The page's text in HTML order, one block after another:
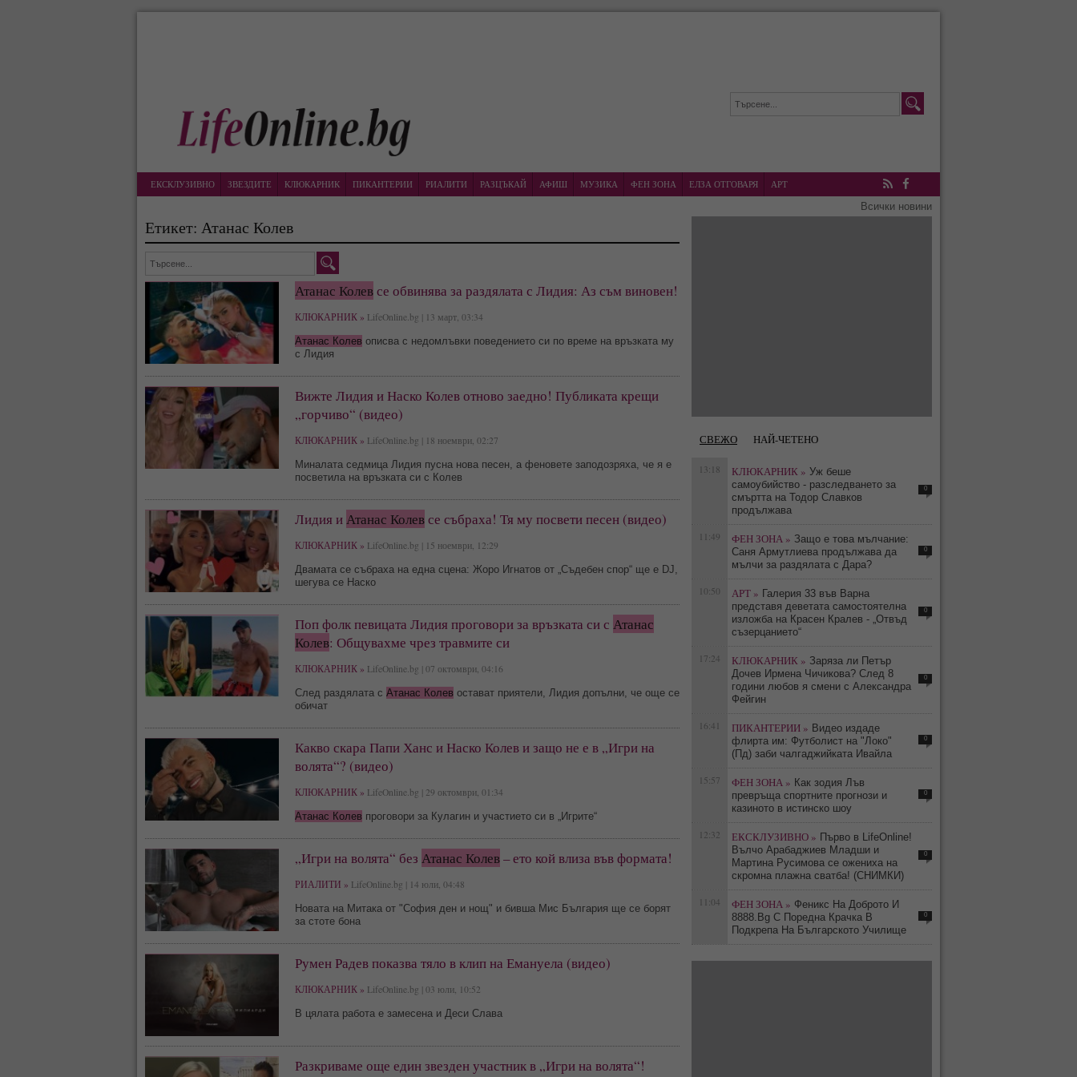
ЕКСКЛУЗИВНО ЗВЕЗДИТЕ КЛЮКАРНИК ПИКАНТЕРИИ РИАЛИТИ РАЗЦЪКАЙ АФИШ МУЗИКА ФЕН ЗОНА ЕЛЗА ОТГОВАРЯ
АРТ
RSS Facebook
Всички новини
Етикет: Атанас Колев
Атанас Колевсе обвинява за раздялата с Лидия: Аз съм виновен!
КЛЮКАРНИК » LifeOnline.bg | 13 март, 03:34
Атанас Колев описва с недомлъвки поведението си по време на връзката му
с Лидия
Вижте Лидия и Наско Колев отново заедно! Публиката крещи
„горчиво“ (видео)
КЛЮКАРНИК » LifeOnline.bg | 18 ноември, 02:27
Миналата седмица Лидия пусна нова песен, а феновете заподозряха, че я е
посветила на връзката си с Колев
Лидия иАтанас Колевсе събраха! Тя му посвети песен (видео)
КЛЮКАРНИК » LifeOnline.bg | 15 ноември, 12:29
Двамата се събраха на една сцена: Жоро Игнатов от „Съдебен спор“ ще е DJ,
шегува се Наско
Поп фолк певицата Лидия проговори за връзката си с Атанас
Колев: Общувахме чрез травмите си
КЛЮКАРНИК » LifeOnline.bg | 07 октомври, 04:16
След раздялата с Атанас Колев остават приятели, Лидия допълни, че още се
обичат
Какво скара Папи Ханс и Наско Колев и защо не е в „Игри на
волята“? (видео)
КЛЮКАРНИК » LifeOnline.bg | 29 октомври, 01:34
Атанас Колев проговори за Кулагин и участието си в „Игрите“
„Игри на волята“ без Атанас Колев– ето кой влиза във формата!
РИАЛИТИ » LifeOnline.bg | 14 юли, 04:48
Новата на Митака от "София ден и нощ" и бивша Мис България ще се борят
за стоте бона
Румен Радев показва тяло в клип на Емануела (видео)
КЛЮКАРНИК » LifeOnline.bg | 03 юли, 10:52
В цялата работа е замесена и Деси Слава
Разкриваме още един звезден участник в „Игри на волята“!
СВЕЖО НАЙ-ЧЕТЕНО
13:18 КЛЮКАРНИК » Уж беше
самоубийство - разследването за
смъртта на Тодор Славков
продължава
0
11:49 ФЕН ЗОНА » Защо е това мълчание:
Саня Армутлиева продължава да
мълчи за раздялата с Дара?
0
10:50 АРТ » Галерия 33 във Варна
представя деветата самостоятелна
изложба на Красен Кралев - „Отвъд
съзерцанието“
0
17:24 КЛЮКАРНИК » Заряза ли Петър
Дочев Ирмена Чичикова? След 8
години любов я смени с Александра
Фейгин
0
16:41 ПИКАНТЕРИИ » Видео издаде
флирта им: Футболист на "Локо"
(Пд) заби чалгаджийката Ивайла
0
15:57 ФЕН ЗОНА » Как зодия Лъв
превръща спортните прогнози и
казиното в истинско шоу
0
12:32 ЕКСКЛУЗИВНО » Първо в LifeOnline!
Вълчо Арабаджиев Младши и
Мартина Русимова сe oжениха на
скромна плажна сватба! (СНИМКИ)
0
11:04 ФЕН ЗОНА » Феникс На Доброто И
8888.Bg С Поредна Крачка В
Подкрепа На Българското Училище
0